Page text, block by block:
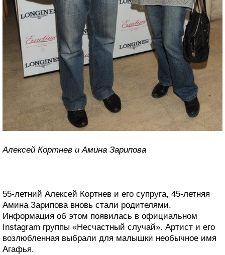
Алексей Кортнев и Амина Зарипова
55-летний Алексей Кортнев и его супруга, 45-летняя
Амина Зарипова вновь стали родителями.
Информация об этом появилась в официальном
Instagram группы «Несчастный случай». Артист и его
возлюбленная выбрали для малышки необычное имя
Агафья.